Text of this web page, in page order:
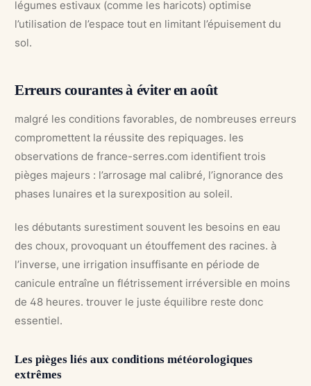
légumes estivaux (comme les haricots) optimise
l’utilisation de l’espace tout en limitant l’épuisement du
sol.
Erreurs courantes à éviter en août
malgré les conditions favorables, de nombreuses erreurs
compromettent la réussite des repiquages. les
observations de france-serres.com identifient trois
pièges majeurs : l’arrosage mal calibré, l’ignorance des
phases lunaires et la surexposition au soleil.
les débutants surestiment souvent les besoins en eau
des choux, provoquant un étouffement des racines. à
l’inverse, une irrigation insuffisante en période de
canicule entraîne un flétrissement irréversible en moins
de 48 heures. trouver le juste équilibre reste donc
essentiel.
Les pièges liés aux conditions météorologiques
extrêmes